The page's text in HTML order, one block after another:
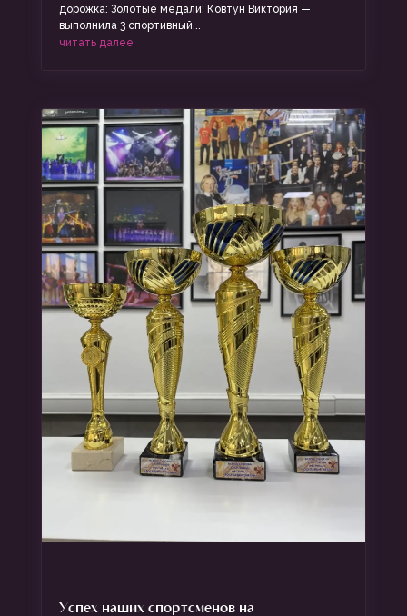
дорожка: Золотые медали: Ковтун Виктория —
выполнила 3 спортивный...
читать далее
Успех наших спортсменов на